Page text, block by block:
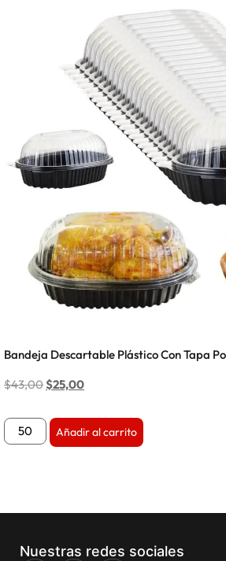
Bandeja Descartable Plástico Con Tapa
$43,00$25,00
Añadir al carrito
Nuestras redes sociales